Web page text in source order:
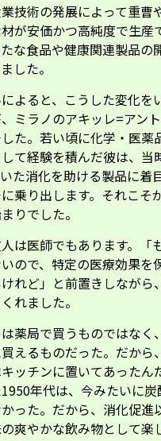
技術の発展によって重曹
が安価かつ高純度で生産
な食品や健康関連製品の
した。
よると、こうした変化を
ミラノのアキッレ=アント
た。若い頃に化学・医薬
て経験を積んだ彼は、当
た消化を助ける製品に着
乗り出します。それこそ
りでした。
は医師でもあります。「
ので、特定の医療効果を
れど」と前置きしながら
れました。
は薬局で買うものではなく
えるものだった。だから
ッチンに置いてあったん
年代は、今みたいに炭
った。だから、消化促進
爽やかな飲み物として楽